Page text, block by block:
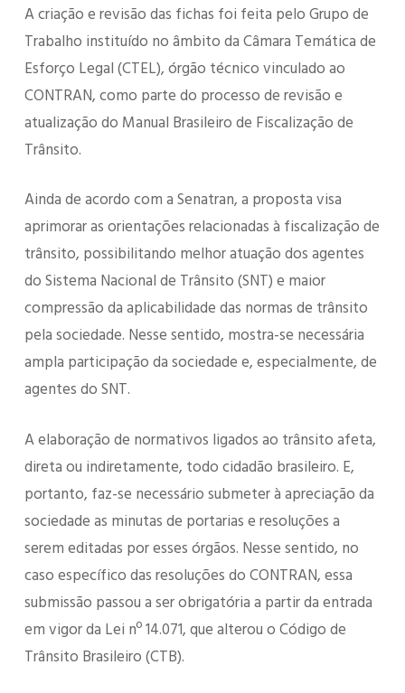
A criação e revisão das fichas foi feita pelo Grupo de
Trabalho instituído no âmbito da Câmara Temática de
Esforço Legal (CTEL), órgão técnico vinculado ao
CONTRAN, como parte do processo de revisão e
atualização do Manual Brasileiro de Fiscalização de
Trânsito.
Ainda de acordo com a Senatran, a proposta visa
aprimorar as orientações relacionadas à fiscalização de
trânsito, possibilitando melhor atuação dos agentes
do Sistema Nacional de Trânsito (SNT) e maior
compressão da aplicabilidade das normas de trânsito
pela sociedade. Nesse sentido, mostra-se necessária
ampla participação da sociedade e, especialmente, de
agentes do SNT.
A elaboração de normativos ligados ao trânsito afeta,
direta ou indiretamente, todo cidadão brasileiro. E,
portanto, faz-se necessário submeter à apreciação da
sociedade as minutas de portarias e resoluções a
serem editadas por esses órgãos. Nesse sentido, no
caso específico das resoluções do CONTRAN, essa
submissão passou a ser obrigatória a partir da entrada
em vigor da Lei nº 14.071, que alterou o Código de
Trânsito Brasileiro (CTB).